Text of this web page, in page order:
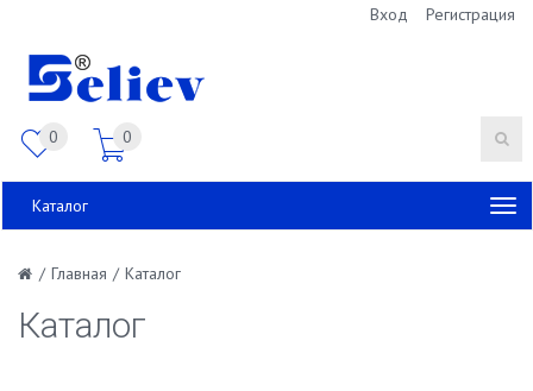
Вход Регистрация
0 0
Каталог
/ Главная / Каталог
Каталог